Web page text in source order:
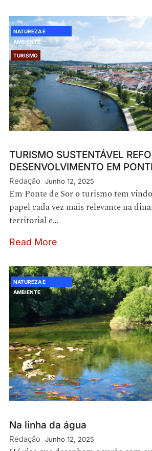
NATUREZA E
AMBIENTE
TURISMO
TURISMO SUSTENTÁVEL
DESENVOLVIMENTO EM
Redação Junho 12, 2025
Em Ponte de Sor o turismo tem
papel cada vez mais relevante na
territorial e…
Read More
NATUREZA E
AMBIENTE
Na linha da água
Redação Junho 12, 2025